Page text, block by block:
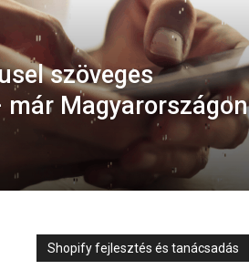
szöveges
már Magyarországon
Shopify fejlesztés és tanácsadás